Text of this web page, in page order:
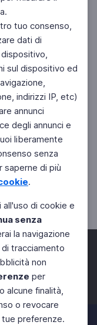
tuo consenso,
dati di
sul dispositivo ed
indirizzi IP, etc)
annunci
degli annunci e
liberamente
senza
saperne di più
.
all'uso di cookie e
senza
la navigazione
tracciamento
non
per
alcune finalità,
o revocare
preferenze.
Instagram